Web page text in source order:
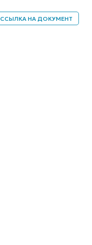
ССЫЛКА НА ДОКУМЕНТ